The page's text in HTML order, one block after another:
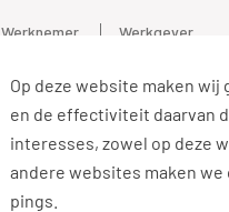
Op deze website maken
en de effectiviteit daarvan
interesses, zowel op deze
andere websites maken
pings.
Werknemer Werkgever